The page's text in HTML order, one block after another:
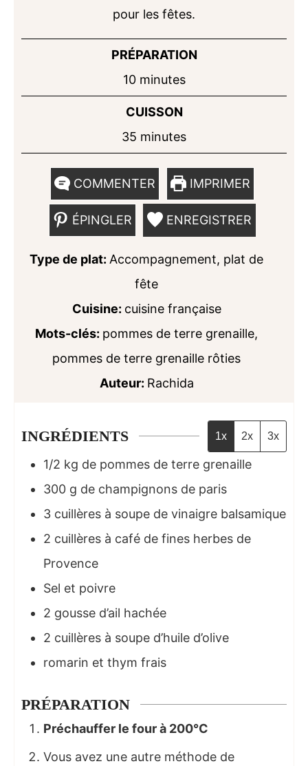
pour les fêtes.
PRÉPARATION
10minutes
minutes
CUISSON
35 minutes
minutes
COMMENTER IMPRIMER
ÉPINGLER ENREGISTRER
Type de plat: Accompagnement, plat de
fête
Cuisine: cuisine française
Mots-clés: pommes de terre grenaille,
pommes de terre grenaille rôties
Auteur: Rachida
INGRÉDIENTS 1x 2x 3x
1/2 kg de pommes de terre grenaille
300 g de champignons de paris
3 cuillères à soupe de vinaigre balsamique
2 cuillères à café de fines herbes de
Provence
Sel et poivre
2 gousse d’ail hachée
2 cuillères à soupe d’huile d’olive
romarin et thym frais
PRÉPARATION
Préchauffer le four à 200°C
Vous avez une autre méthode de